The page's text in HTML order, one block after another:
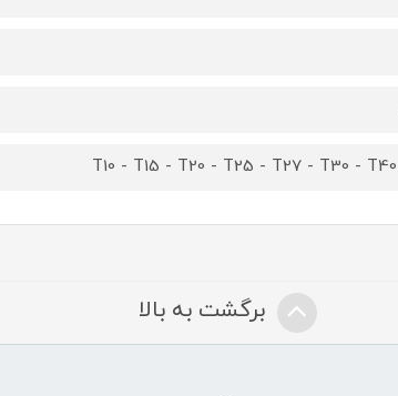
T10 - T15 - T20 - T25 - T27 - T30 -
برگشت به بالا